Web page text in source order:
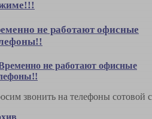
не работают офисные
звонить на телефоны сотовой